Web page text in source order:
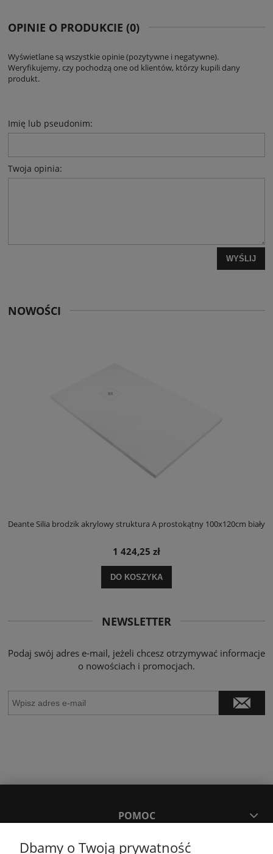
OPINIE O PRODUKCIE (0)
Wyświetlane są wszystkie opinie (pozytywne i negatywne).
Weryfikujemy, czy pochodzą one od klientów, którzy kupili dany
produkt.
Imię lub pseudonim:
Twoja opinia:
WYŚLIJ
NOWOŚCI
Deante Silia brodzik akrylowy struktura A prostokątny 100x120cm biały
1 424,25 zł
DO KOSZYKA
NEWSLETTER
Podaj swój adres e-mail, jeżeli chcesz otrzymywać informacje
o nowościach i promocjach.
POMOC
Dbamy o Twoją prywatność